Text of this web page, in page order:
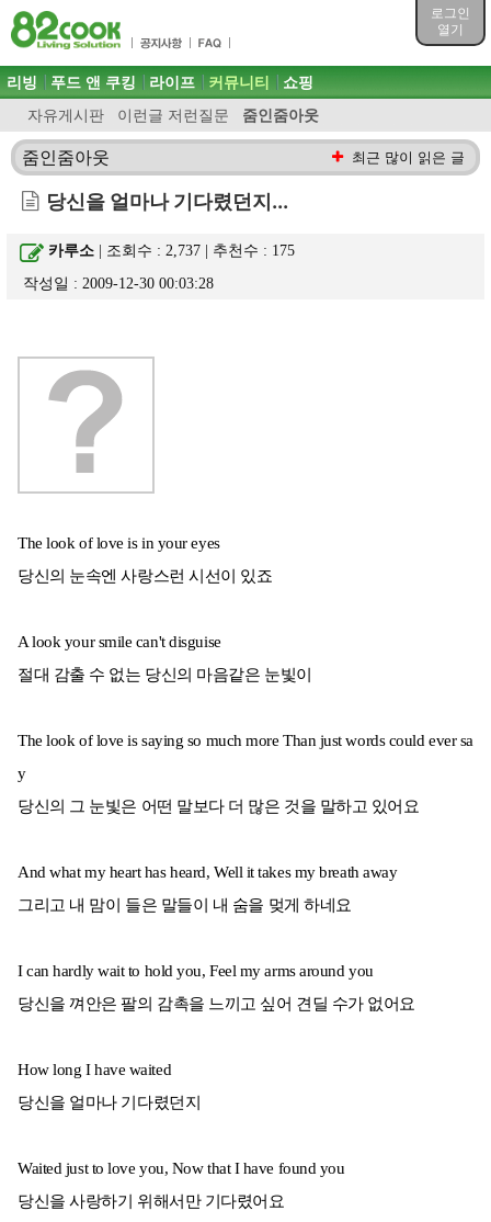
로그인
열기
목차
주메뉴 바로가기
컨텐츠 바로가기
검색 바로가기
로그인 바로가기
주메뉴
리빙 푸드 앤 쿠킹 라이프 커뮤니티
자유게시판 이런글 저런질문 줌인줌아웃
쇼핑
줌인줌아웃 최근 많이 읽은 글
당신을 얼마나 기다렸던지...
카루소 | 조회수 : 2,737 | 추천수 : 175
작성일 : 2009-12-30 00:03:28
The look of love is in your eyes
당신의 눈속엔 사랑스런 시선이 있죠
A look your smile can't disguise
절대 감출 수 없는 당신의 마음같은 눈빛이
The look of love is saying so much more Than just words could ever sa
y
당신의 그 눈빛은 어떤 말보다 더 많은 것을 말하고 있어요
And what my heart has heard, Well it takes my breath away
그리고 내 맘이 들은 말들이 내 숨을 멎게 하네요
I can hardly wait to hold you, Feel my arms around you
당신을 껴안은 팔의 감촉을 느끼고 싶어 견딜 수가 없어요
How long I have waited
당신을 얼마나 기다렸던지
Waited just to love you, Now that I have found you
당신을 사랑하기 위해서만 기다렸어요